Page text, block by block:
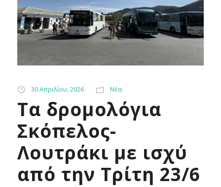
30 Απριλίου, 2026 Νέα
Tα δρομολόγια
Σκόπελος-
Λουτράκι με ισχύ
από την Τρίτη 23/6